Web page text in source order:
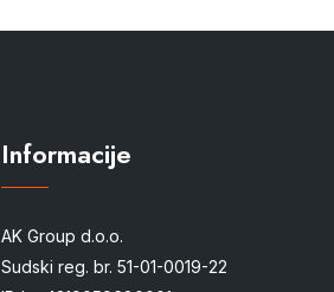
Informacije
AK Group d.o.o.
Sudski reg. br. 51-01-0019-22